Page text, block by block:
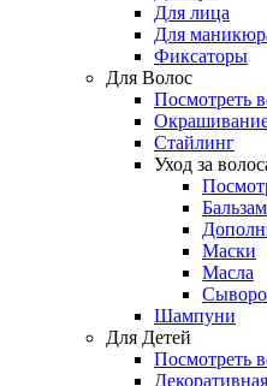
Для лица
Для
Фиксаторы
Для Волос
Посмотреть
Стайлинг
Уход за
Маски
Масла
Шампуни
Для Детей
Посмотреть